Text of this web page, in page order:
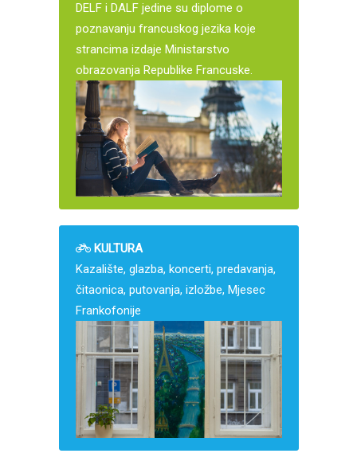
DELF i DALF jedine su diplome o
poznavanju francuskog jezika koje
strancima izdaje Ministarstvo
obrazovanja Republike Francuske.
KULTURA
Kazalište, glazba, koncerti, predavanja,
čitaonica, putovanja, izložbe, Mjesec
Frankofonije